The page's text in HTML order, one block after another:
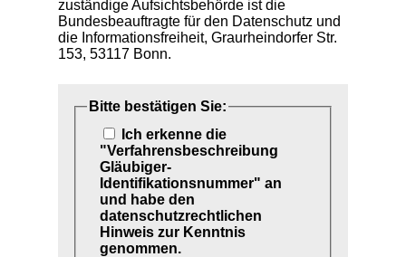
zuständige Aufsichtsbehörde ist die
Bundesbeauftragte für den Datenschutz und
die Informationsfreiheit, Graurheindorfer Str.
153, 53117 Bonn.
Bitte bestätigen Sie:
Ich erkenne die
"Verfahrensbeschreibung
Gläubiger-
Identifikationsnummer" an
und habe den
datenschutzrechtlichen
Hinweis zur Kenntnis
genommen.